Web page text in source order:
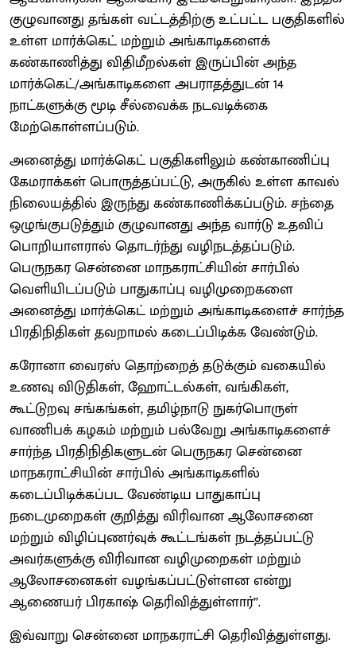
குழுவானது தங்கள் வட்டத்திற்கு உட்பட்ட பகுதிகளில்
உள்ள மார்க்கெட் மற்றும் அங்காடிகளைக்
கண்காணித்து விதிமீறல்கள் இருப்பின் அந்த
மார்க்கெட்/அங்காடிகளை அபராதத்துடன் 14
நாட்களுக்கு மூடி சீல்வைக்க நடவடிக்கை
மேற்கொள்ளப்படும்.
அனைத்து மார்க்கெட் பகுதிகளிலும் கண்காணிப்பு
கேமராக்கள் பொருத்தப்பட்டு, அருகில் உள்ள காவல்
நிலையத்தில் இருந்து கண்காணிக்கப்படும். சந்தை
ஒழுங்குபடுத்தும் குழுவானது அந்த வார்டு உதவிப்
பொறியாளரால் தொடர்ந்து வழிநடத்தப்படும்.
பெருநகர சென்னை மாநகராட்சியின் சார்பில்
வெளியிடப்படும் பாதுகாப்பு வழிமுறைகளை
அனைத்து மார்க்கெட் மற்றும் அங்காடிகளைச் சார்ந்த
பிரதிநிதிகள் தவறாமல் கடைப்பிடிக்க வேண்டும்.
கரோனா வைரஸ் தொற்றைத் தடுக்கும் வகையில்
உணவு விடுதிகள், ஹோட்டல்கள், வங்கிகள்,
கூட்டுறவு சங்கங்கள், தமிழ்நாடு நுகர்பொருள்
வாணிபக் கழகம் மற்றும் பல்வேறு அங்காடிகளைச்
சார்ந்த பிரதிநிதிகளுடன் பெருநகர சென்னை
மாநகராட்சியின் சார்பில் அங்காடிகளில்
கடைப்பிடிக்கப்பட வேண்டிய பாதுகாப்பு
நடைமுறைகள் குறித்து விரிவான ஆலோசனை
மற்றும் விழிப்புணர்வுக் கூட்டங்கள் நடத்தப்பட்டு
அவர்களுக்கு விரிவான வழிமுறைகள் மற்றும்
ஆலோசனைகள் வழங்கப்பட்டுள்ளன என்று
ஆணையர் பிரகாஷ் தெரிவித்துள்ளார்”.
இவ்வாறு சென்னை மாநகராட்சி தெரிவித்துள்ளது.